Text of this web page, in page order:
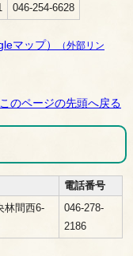
046-254-6628
マップ）
（外部リン
このページの先頭へ戻る
電話番号
林間西6-
046-278-
2186